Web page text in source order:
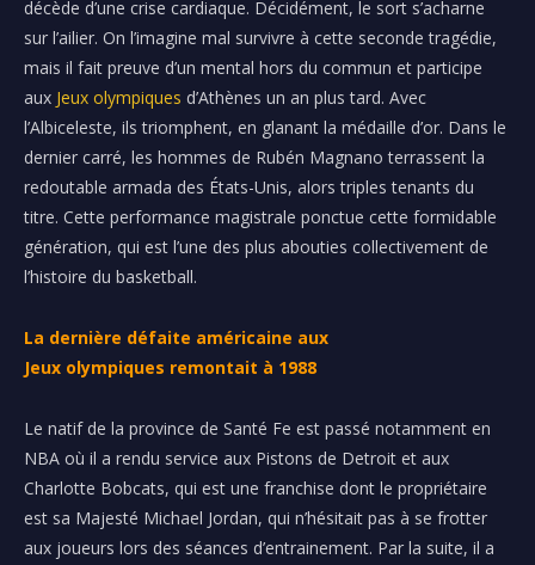
décède d’une crise cardiaque. Décidément, le sort s’acharne
sur l’ailier. On l’imagine mal survivre à cette seconde tragédie,
mais il fait preuve d’un mental hors du commun et participe
aux Jeux olympiques d’Athènes un an plus tard. Avec
l’Albiceleste, ils triomphent, en glanant la médaille d’or. Dans le
dernier carré, les hommes de Rubén Magnano terrassent la
redoutable armada des États-Unis, alors triples tenants du
titre. Cette performance magistrale ponctue cette formidable
génération, qui est l’une des plus abouties collectivement de
l’histoire du basketball.
La dernière défaite américaine aux
Jeux olympiques remontait à 1988
Le natif de la province de Santé Fe est passé notamment en
NBA où il a rendu service aux Pistons de Detroit et aux
Charlotte Bobcats, qui est une franchise dont le propriétaire
est sa Majesté Michael Jordan, qui n’hésitait pas à se frotter
aux joueurs lors des séances d’entrainement. Par la suite, il a